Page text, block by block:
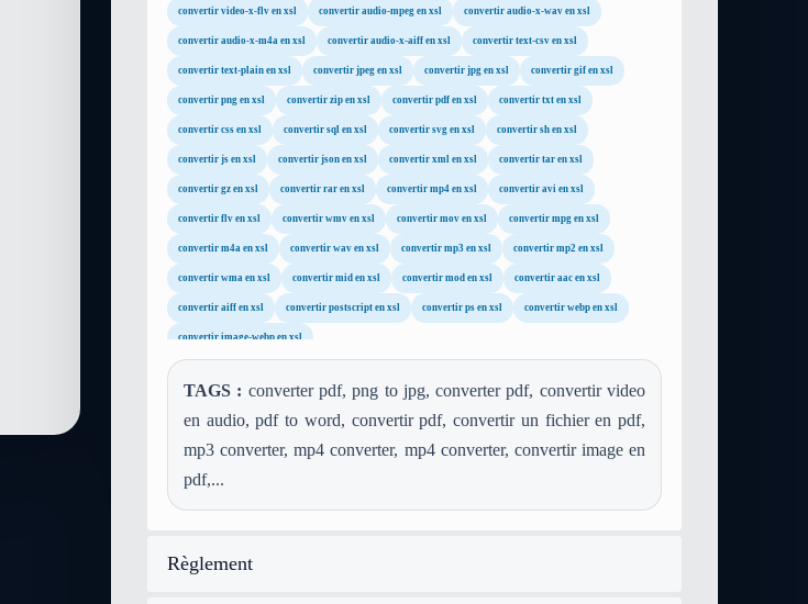
convertir video-x-flv en xsl convertir audio-mpeg en xsl convertir audio-x-wav en xsl
convertir audio-x-m4a en xsl convertir audio-x-aiff en xsl convertir text-csv en xsl
convertir text-plain en xsl convertir jpeg en xsl convertir jpg en xsl convertir gif en xsl
convertir png en xsl convertir zip en xsl convertir pdf en xsl convertir txt en xsl
convertir css en xsl convertir sql en xsl convertir svg en xsl convertir sh en xsl
convertir js en xsl convertir json en xsl convertir xml en xsl convertir tar en xsl
convertir gz en xsl convertir rar en xsl convertir mp4 en xsl convertir avi en xsl
convertir flv en xsl convertir wmv en xsl convertir mov en xsl convertir mpg en xsl
convertir m4a en xsl convertir wav en xsl convertir mp3 en xsl convertir mp2 en xsl
convertir wma en xsl convertir mid en xsl convertir mod en xsl convertir aac en xsl
convertir aiff en xsl convertir postscript en xsl convertir ps en xsl convertir webp en xsl
convertir image-webp en xsl
TAGS : converter pdf, png to jpg, converter pdf, convertir video
en audio, pdf to word, convertir pdf, convertir un fichier en pdf,
mp3 converter, mp4 converter, mp4 converter, convertir image en
pdf,...
Règlement